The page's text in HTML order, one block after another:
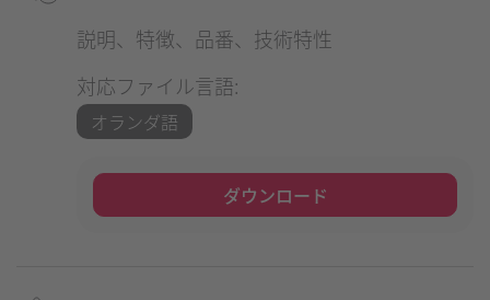
説明、特徴、品番、技術特性
対応ファイル言語:
オランダ語
ダウンロード